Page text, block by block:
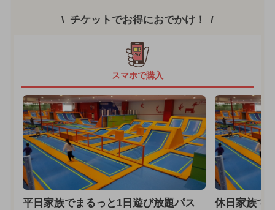
チケットでお得におでかけ！
スマホで購入
平日家族でまるっと1日遊び放題パス
休日家族で